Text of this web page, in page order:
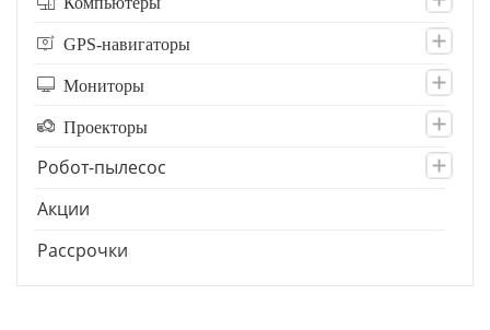
GPS-навигаторы
Мониторы
Проекторы
Робот-пылесос
Акции
Рассрочки